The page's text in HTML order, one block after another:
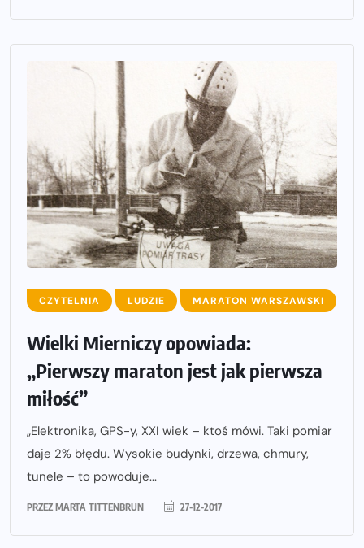
CZYTELNIA LUDZIE MARATON WARSZAWSKI
Wielki Mierniczy opowiada:
„Pierwszy maraton jest jak pierwsza
miłość”
„Elektronika, GPS-y, XXI wiek – ktoś mówi. Taki pomiar
daje 2% błędu. Wysokie budynki, drzewa, chmury,
tunele – to powoduje...
PRZEZ MARTA TITTENBRUN 27-12-2017